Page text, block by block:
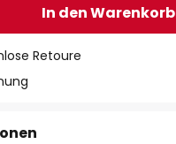
In den Warenkorb
Retoure